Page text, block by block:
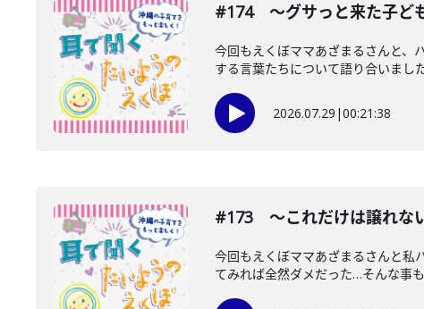
#174 〜グサっと来た子ど
今回もえくぼママあざまるさんと、
する言葉たちについて語り合いまし
2026.07.29 |00:21:38
#173 〜これだけは譲れな
今回もえくぼママあざまるさんと私
てみれば全然ダメだった…そんな事